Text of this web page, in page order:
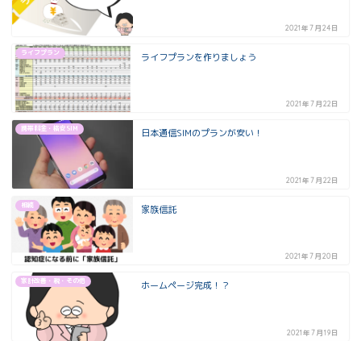
2021年7月24日
ライフプラン ライフプランを作りましょう
2021年7月22日
携帯料金・格安SIM 日本通信SIMのプランが安い！
2021年7月22日
相続 家族信託
2021年7月20日
家計改善・税・その他 ホームページ完成！？
2021年7月19日